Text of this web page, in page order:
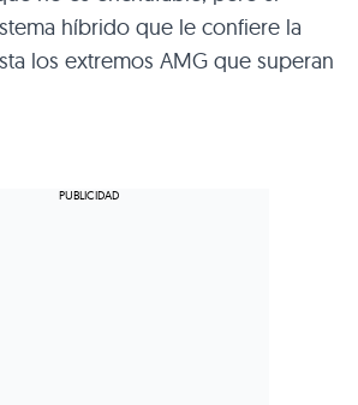
híbrido que le confiere la
los extremos AMG que superan